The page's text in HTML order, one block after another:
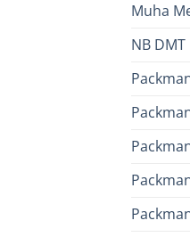
Muha
NB